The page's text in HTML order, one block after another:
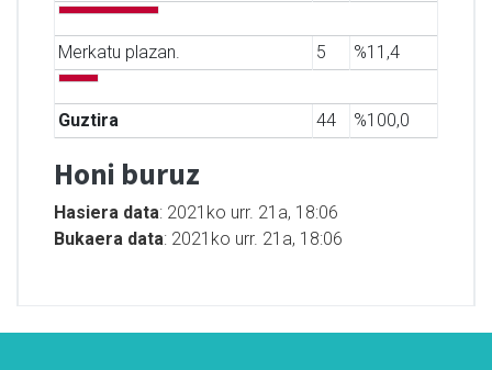
Merkatu plazan. 5 %11,4
Guztira 44 %100,0
Honi buruz
Hasiera data: 2021ko urr. 21a, 18:06
Bukaera data: 2021ko urr. 21a, 18:06